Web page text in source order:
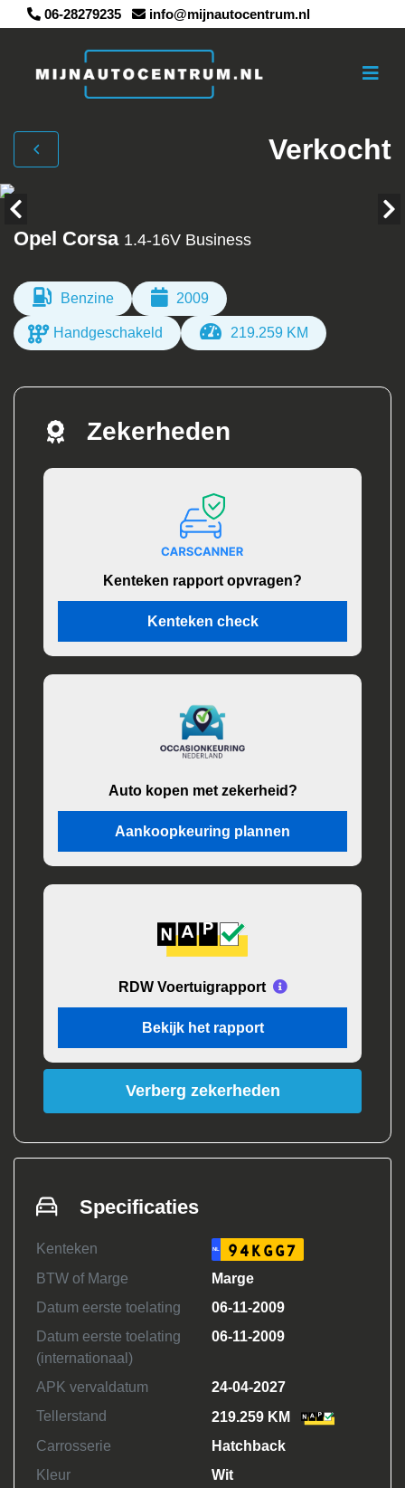
06-28279235 info@mijnautocentrum.nl
Verkocht
Opel Corsa 1.4-16V Business
Benzine 2009
Handgeschakeld 219.259 KM
Zekerheden
Kenteken rapport opvragen?
Kenteken check
Auto kopen met zekerheid?
Aankoopkeuring plannen
RDW Voertuigrapport
Bekijk het rapport
Verberg zekerheden
Specificaties
Kenteken NL 94KGG7
BTW of Marge
Marge
Datum eerste toelating
06-11-2009
Datum eerste toelating
(internationaal)
06-11-2009
APK vervaldatum
24-04-2027
Tellerstand
219.259 KM
Carrosserie
Hatchback
Kleur
Wit